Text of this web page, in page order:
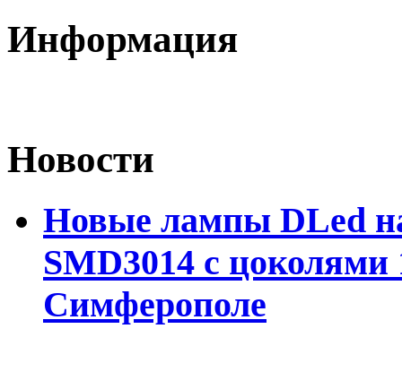
Информация
Новости
Новые лампы DLed
SMD3014 с цоколями
Симферополе